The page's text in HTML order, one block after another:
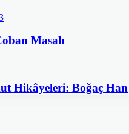
Masalı
Hikâyeleri: Boğaç Han